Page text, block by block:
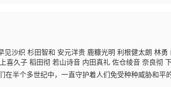
见沙织 杉田智和 安元洋贵 鹿糠光明 利根健太朗 林勇
喜久子 稻田彻 若山诗音 内田真礼 佐仓绫音 奈良彻
在半个多世纪中，一直守护着人们免受种种威胁和平